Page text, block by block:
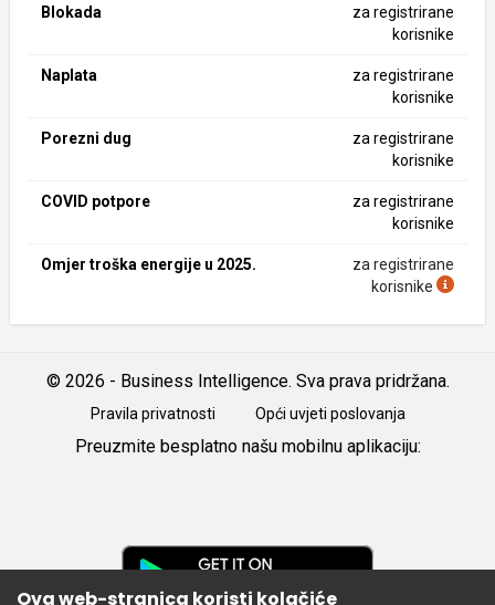
Blokada
za registrirane
korisnike
Naplata
za registrirane
korisnike
Porezni dug
za registrirane
korisnike
COVID potpore
za registrirane
korisnike
Omjer troška energije u 2025.
za registrirane
korisnike
© 2026 - Business Intelligence. Sva prava pridržana.
Pravila privatnosti Opći uvjeti poslovanja
Preuzmite besplatno našu mobilnu aplikaciju:
Ova web-stranica koristi kolačiće